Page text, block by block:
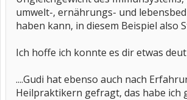
umwelt-, ernährungs- und
haben kann, in diesem Beispiel also
Ich hoffe ich konnte es dir etwas
....Gudi hat ebenso auch nach
Heilpraktikern gefragt, das habe ich